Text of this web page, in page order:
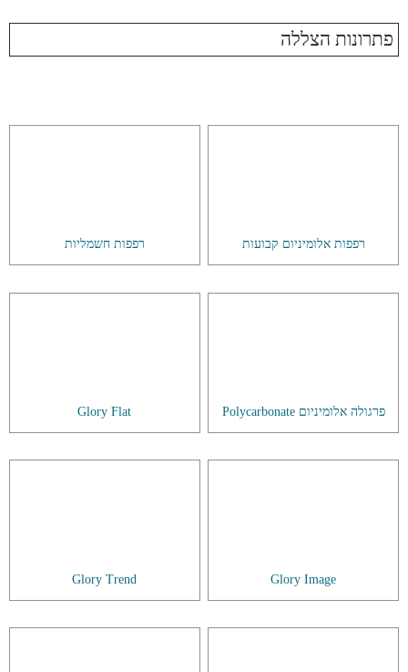
פתרונות הצללה
רפפות אלומיניום קבועות רפפות חשמליות
פרגולה אלומיניום Polycarbonate Glory Flat
Glory Image
Glory Trend